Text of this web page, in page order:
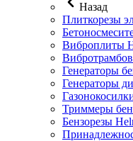
Назад
Плиткорезы
Виброплиты
Генераторы
Генераторы
Триммеры
Бензорезы